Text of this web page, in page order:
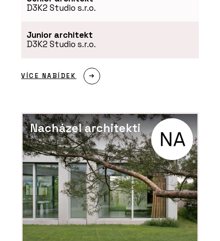
PRODUKTY
Akustické kazetové podhledy
Eurocoustic - Rigips
D3K2 Studio s.r.o.
Junior architekt
D3K2 Studio s.r.o.
VÍCE NABÍDEK
Nacházel architekti